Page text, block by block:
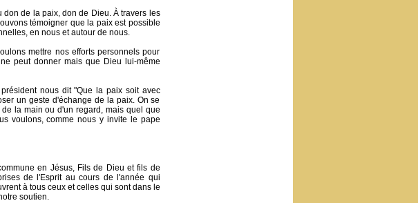
de la paix, don de Dieu. À travers les
témoigner que la paix est possible
en nous et autour de nous.
mettre nos efforts personnels pour
peut donner mais que Dieu lui-même
nous dit "Que la paix soit avec
un geste d'échange de la paix. On se
la main ou d'un regard, mais quel que
voulons, comme nous y invite le pape
en Jésus, Fils de Dieu et fils de
de l'Esprit au cours de l'année qui
à tous ceux et celles qui sont dans le
soutien.